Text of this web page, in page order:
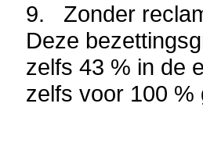
9. Zonder
Deze
zelfs 43 % in de
zelfs voor 100 %